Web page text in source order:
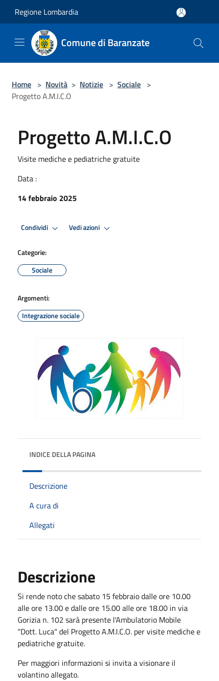
Regione Lombardia
Comune di Baranzate
Home > Novità > Notizie > Sociale >
Progetto A.M.I.C.O
Progetto A.M.I.C.O
Visite mediche e pediatriche gratuite
Data :
14 febbraio 2025
Condividi Vedi azioni
Categorie:
Sociale
Argomenti:
Integrazione sociale
INDICE DELLA PAGINA
Descrizione
A cura di
Allegati
Descrizione
Si rende noto che sabato 15 febbraio dalle ore 10.00
alle ore 13.00 e dalle ore 15.00 alle ore 18.00 in via
Gorizia n. 102 sarà presente l'Ambulatorio Mobile
"Dott. Luca" del Progetto A.M.I.C.O. per visite mediche e
pediatriche gratuite.
Per maggiori informazioni si invita a visionare il
volantino allegato.